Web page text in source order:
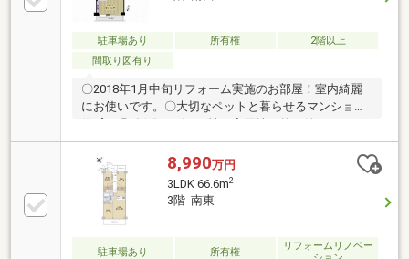
分玄関前の人の往来がないので、セキュリティ面は安
全。・玄関にはプライバシー性に配慮したポーチ〈ラ
イフインフォメーション〉・江東区立臨海小学校まで
徒歩6分(約470m)・江東区立深川第三中学校まで徒歩9
駐車場あり 所有権
2階以上
間取り図有り
〇2018年1月中旬リフォーム実施のお部屋！室内綺麗
にお使いです。〇大切なペットと暮らせるマンション
ネット対応のキッチン壁面〇南東向きのバルコニーか
らの眺望は、敷地内公園の緑を望む落ち着いた住環
境。～リフォーム履歴有(2018年1月中旬完成)～□シス
テムキッチン(浄水器一体型水栓付)交換□ユニットバス
(浴室換気乾燥機付)交換□洗面化粧台・トイレ(温水洗
浄機能付)交換□フローリング・クロス貼替 等〈ライ
フインフォメーション〉・臨海小学校まで徒歩6分(約
8,990万円
3LDK 66.6m2
3階 南東
駐車場あり 所有権
リフォームリノベー